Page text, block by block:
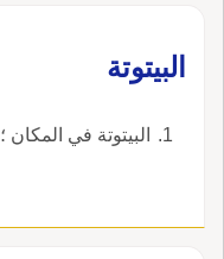
‏البيتوتة‏
‏البيتوتة في المكان